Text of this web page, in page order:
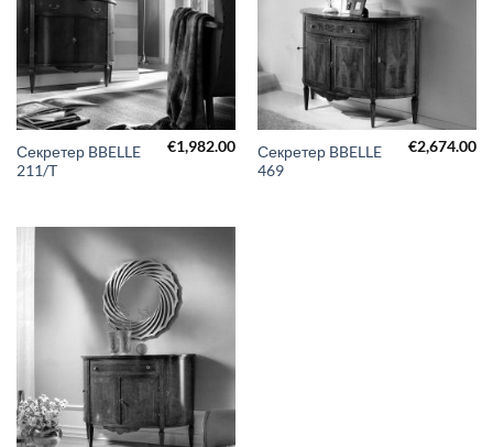
Секретер BBELLE
211/T
€1,982.00
Секретер BBELLE
469
€2,674.00